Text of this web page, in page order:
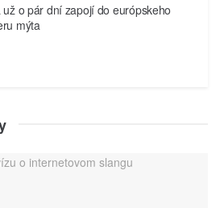
už o pár dní zapojí do európskeho
mýta